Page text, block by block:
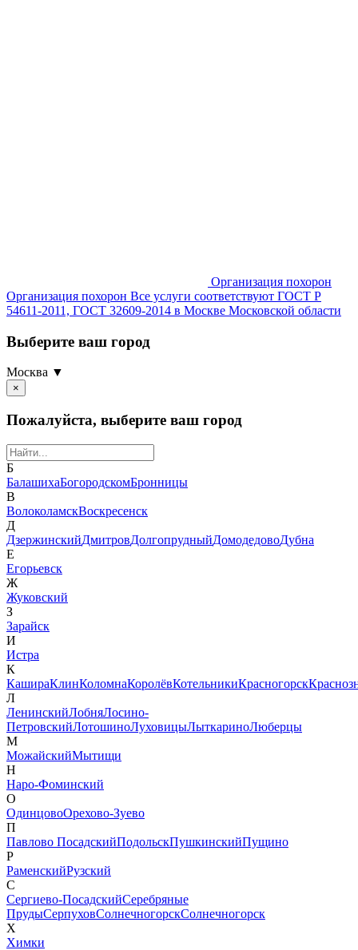
Организация похорон
Организация похорон Все услуги соответствуют ГОСТ Р
54611-2011, ГОСТ 32609-2014 в Москве Московской области
Выберите ваш город
Москва ▼
×
Пожалуйста, выберите ваш город
Б
БалашихаБогородскомБронницы
В
ВолоколамскВоскресенск
Д
ДзержинскийДмитровДолгопрудныйДомодедовоДубна
Е
Егорьевск
Ж
Жуковский
З
Зарайск
И
Истра
К
КашираКлинКоломнаКоролёвКотельникиКрасногорск
Л
ЛенинскийЛобняЛосино-
ПетровскийЛотошиноЛуховицыЛыткариноЛюберцы
М
МожайскийМытищи
Н
Наро-Фоминский
О
ОдинцовоОрехово-Зуево
П
Павлово ПосадскийПодольскПушкинскийПущино
Р
РаменскийРузский
С
Сергиево-ПосадскийСеребряные
ПрудыСерпуховСолнечногорскСолнечногорск
Х
Химки